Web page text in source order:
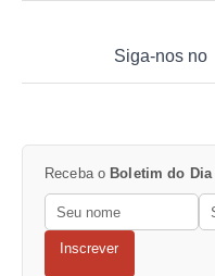
Siga-nos no
Receba o Boletim do Dia
Inscrever